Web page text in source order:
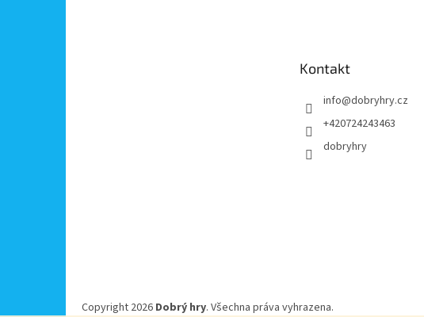
Kontakt
info@dobryhry.cz
+420724243463
dobryhry
Copyright 2026 Dobrý hry. Všechna práva vyhrazena.